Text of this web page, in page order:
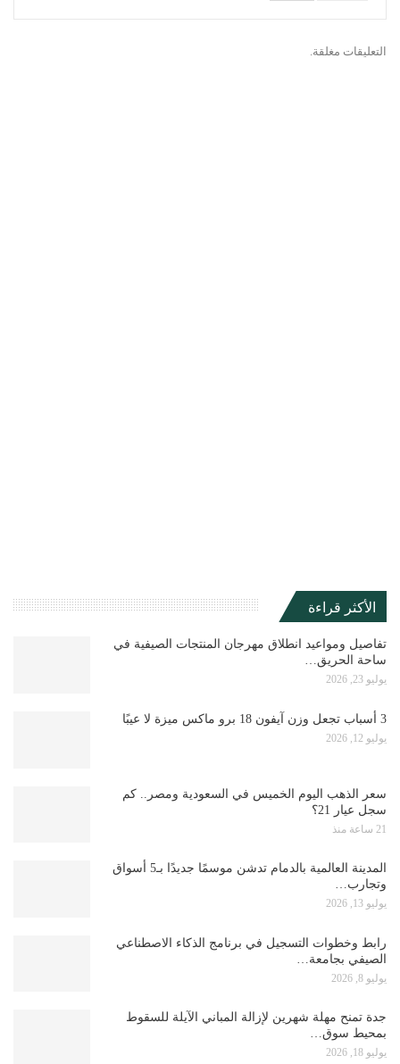
التعليقات مغلقة.
الأكثر قراءة
تفاصيل ومواعيد انطلاق مهرجان المنتجات الصيفية في
ساحة الحريق…
يوليو 23, 2026
3 أسباب تجعل وزن آيفون 18 برو ماكس ميزة لا عيبًا
يوليو 12, 2026
سعر الذهب اليوم الخميس في السعودية ومصر.. كم
سجل عيار 21؟
21 ساعة منذ
المدينة العالمية بالدمام تدشن موسمًا جديدًا بـ5 أسواق
وتجارب…
يوليو 13, 2026
رابط وخطوات التسجيل في برنامج الذكاء الاصطناعي
الصيفي بجامعة…
يوليو 8, 2026
جدة تمنح مهلة شهرين لإزالة المباني الآيلة للسقوط
بمحيط سوق…
يوليو 18, 2026